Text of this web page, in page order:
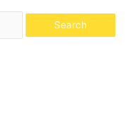
Search